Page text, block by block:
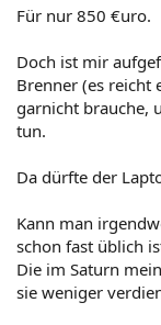
Für nur 850 €uro.
Doch ist mir
Brenner (es reicht
garnicht brauche,
tun.
Da dürfte der
Kann man
schon fast üblich
Die im Saturn
sie weniger